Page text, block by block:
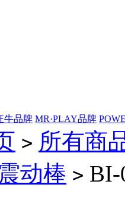
牛品牌 MR·PLAY品牌
> 所有商
震动棒 > BI-